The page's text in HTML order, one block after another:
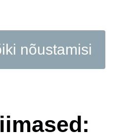
nõustamisi